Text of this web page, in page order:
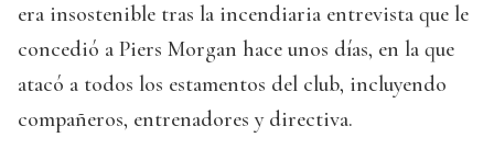
era insostenible tras la incendiaria entrevista que le
concedió a Piers Morgan hace unos días, en la que
atacó a todos los estamentos del club, incluyendo
compañeros, entrenadores y directiva.